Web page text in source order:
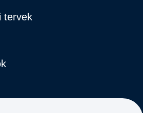
tervek